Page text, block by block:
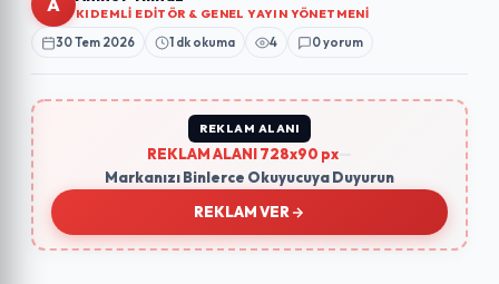
A KIDEMLI EDITÖR & GENEL YAYIN YÖNETMENI
30 Tem 2026 1 dk okuma 4 0 yorum
REKLAM ALANI
REKLAM ALANI 728x90 px
Markanızı Binlerce Okuyucuya Duyurun
REKLAM VER